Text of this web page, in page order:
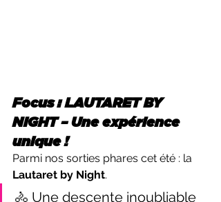
Focus : LAUTARET BY
NIGHT – Une expérience
unique !
Parmi nos sorties phares cet été : la
Lautaret by Night.
🚴 Une descente inoubliable